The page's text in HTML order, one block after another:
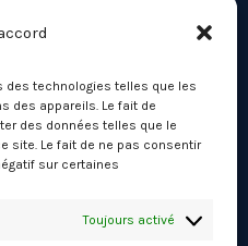
des technologies telles que les
des appareils. Le fait de
des données telles que le
site. Le fait de ne pas consentir
sur certaines
Toujours activé